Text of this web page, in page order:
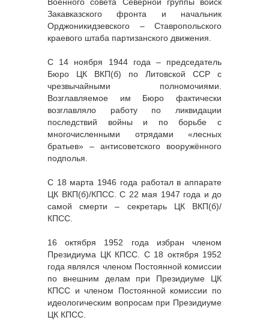
Закавказского фронта и начальник
Орджоникидзевского – Ставропольского
краевого штаба партизанского движения.
С 14 ноября 1944 года – председатель
Бюро ЦК ВКП(б) по Литовской ССР с
чрезвычайными полномочиями.
Возглавляемое им Бюро фактически
возглавляло работу по ликвидации
последствий войны и по борьбе с
многочисленными отрядами «лесных
братьев» – антисоветского вооружённого
подполья.
С 18 марта 1946 года работал в аппарате
ЦК ВКП(б)/КПСС. С 22 мая 1947 года и до
самой смерти – секретарь ЦК ВКП(б)/
КПСС.
16 октября 1952 года избран членом
Президиума ЦК КПСС. С 18 октября 1952
года являлся членом Постоянной комиссии
по внешним делам при Президиуме ЦК
КПСС и членом Постоянной комиссии по
идеологическим вопросам при Президиуме
ЦК КПСС.